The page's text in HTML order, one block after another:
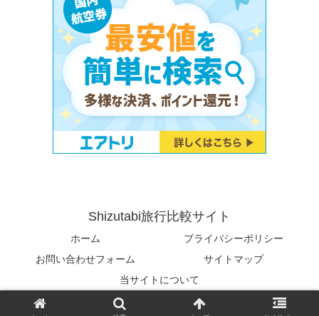
Shizutabi旅行比較サイト
ホーム
プライバシーポリシー
お問い合わせフォーム
サイトマップ
当サイトについて
© 2023 Shizutabi旅行比較サイト.